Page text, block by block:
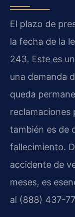
El plazo de
la fecha de la
243. Este es
una demanda
queda
reclamaciones
también es de
fallecimiento.
accidente de
meses, es
al (888) 437-